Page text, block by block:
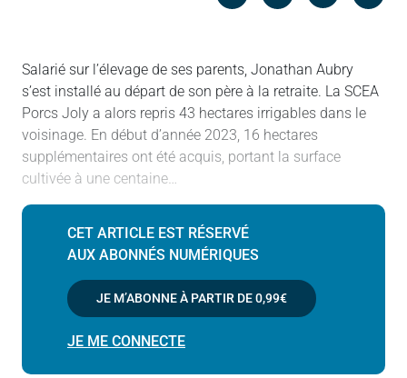
Salarié sur l’élevage de ses parents, Jonathan Aubry
s’est installé au départ de son père à la retraite. La SCEA
Porcs Joly a alors repris 43 hectares irrigables dans le
voisinage. En début d’année 2023, 16 hectares
supplémentaires ont été acquis, portant la surface
cultivée à une centaine…
CET ARTICLE EST RÉSERVÉ
AUX ABONNÉS NUMÉRIQUES
JE M’ABONNE À PARTIR DE0,99€
JE ME CONNECTE